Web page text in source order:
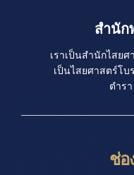
สำนัก
เราเป็นสำนักไสย
เป็นไสยศาสตร์โ
ตำร
ช่อ